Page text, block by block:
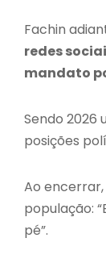
Fachin
redes
mandato
Sendo 2026
posições
Ao
população:
pé”.